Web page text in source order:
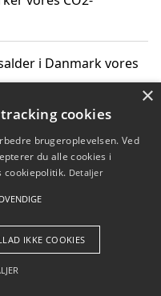
i Danmark vores
påvirker vores
Betingelser
×
cookies
brugeroplevelsen. Ved
du alle cookies i
cookiepolitik. Detaljer
IKKE COOKIES